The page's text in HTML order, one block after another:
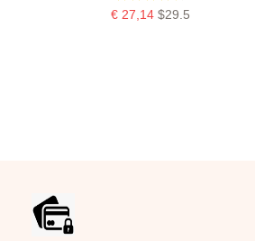
€ 27,14 $29.5